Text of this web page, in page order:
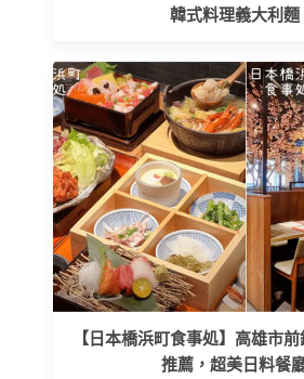
韓式料理義大利麵
【日本橋浜町食事処】高雄市
推薦，超美日料餐